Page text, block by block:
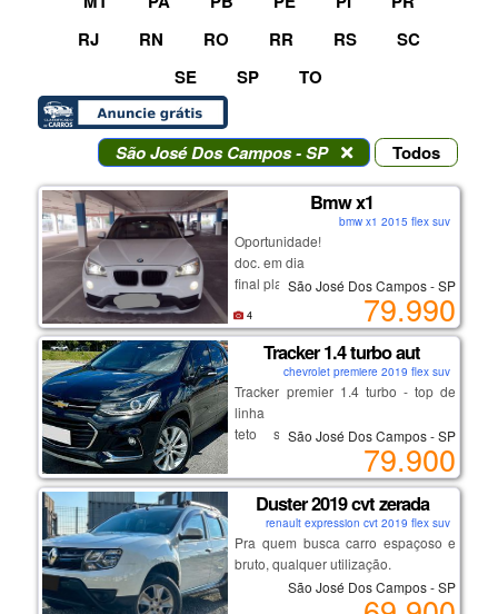
RJ
RN RO RR RS
SC
SE
SP TO
Todos
São José Dos Campos - SP
Bmw x1
bmw x1 2015 flex suv
Oportunidade!
doc. em dia
final placa 2São José Dos Campos - SP
79.990
4
Tracker 1.4 turbo aut
chevrolet premiere 2019 flex suv
Tracker premier 1.4 turbo - top de
linha
teto solar, bancos em couro,
chave presencial, multimídia,
volante multifuncional.
excelente procedência e
conservação. venha conferir!
São José Dos Campos - SP
79.900
Duster 2019 cvt zerada
renault expression cvt 2019 flex suv
Pra quem busca carro espaçoso e
bruto, qualquer utilização.
São José Dos Campos - SP